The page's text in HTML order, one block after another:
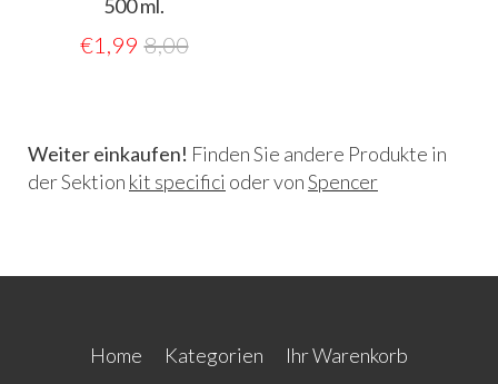
500 ml.
€1,99 8,00
Weiter einkaufen! Finden Sie andere Produkte in
der Sektion kit specifici oder vonSpencer
Home Kategorien
Ihr Warenkorb